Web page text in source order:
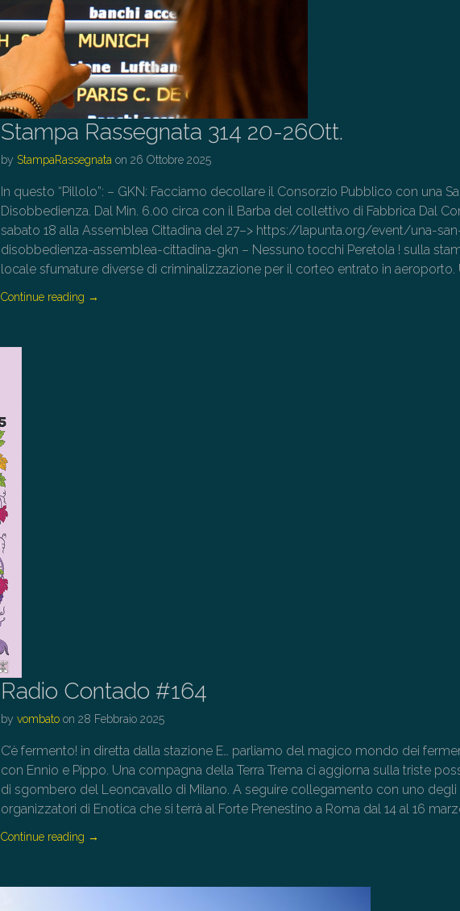
Stampa Rassegnata 314 20-26Ott.
by StampaRassegnata on26 Ottobre 2025
In questo “Pillolo”: – GKN: Facciamo decollare il Consorzio Pubblico con una
Disobbedienza. Dal Min. 6.00 circa con il Barba del collettivo di Fabbrica Dal
sabato 18 alla Assemblea Cittadina del 27–> https://lapunta.org/event/una-
disobbedienza-assemblea-cittadina-gkn – Nessuno tocchi Peretola ! sulla
locale sfumature diverse di criminalizzazione per il corteo entrato in aeroporto.
Continue reading →
Radio Contado #164
byvombato on28 Febbraio 2025
C’è fermento! in diretta dalla stazione E… parliamo del magico mondo dei
con Ennio e Pippo. Una compagna della Terra Trema ci aggiorna sulla triste
di sgombero del Leoncavallo di Milano. A seguire collegamento con uno degli
organizzatori di Enotica che si terrà al Forte Prenestino a Roma dal 14 al 16
Continue reading →